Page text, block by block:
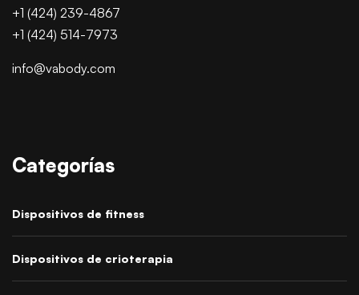
+1 (424) 239-4867
+1 (424) 514-7973
info@vabody.com
Categorías
Dispositivos de fitness
Dispositivos de crioterapia